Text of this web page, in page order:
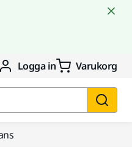
Logga in Varukorg